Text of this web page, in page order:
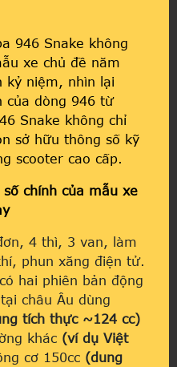
946 Snake không
xe chủ đề năm
kỷ niệm, nhìn lại
của dòng 946 từ
Snake không chỉ
sở hữu thông số kỹ
scooter cao cấp.
chính của mẫu xe
4 thì, 3 van, làm
phun xăng điện tử.
hai phiên bản động
châu Âu dùng
tích thực ~124 cc)
khác (ví dụ Việt
cơ 150cc (dung